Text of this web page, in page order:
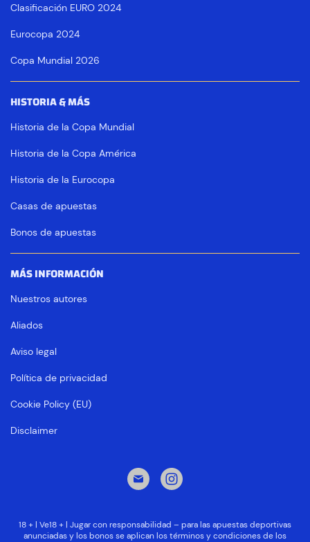
Clasificación EURO 2024
Eurocopa 2024
Copa Mundial 2026
HISTORIA & MÁS
Historia de la Copa Mundial
Historia de la Copa América
Historia de la Eurocopa
Casas de apuestas
Bonos de apuestas
MÁS INFORMACIÓN
Nuestros autores
Aliados
Aviso legal
Política de privacidad
Cookie Policy (EU)
Disclaimer
18 + | Ve18 + | Jugar con responsabilidad – para las apuestas deportivas
anunciadas y los bonos se aplican los términos y condiciones de los